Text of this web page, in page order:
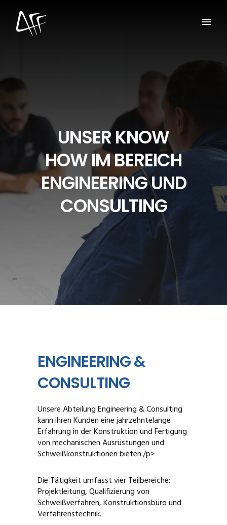
UNSER KNOW
HOW IM BEREICH
ENGINEERING UND
CONSULTING
ENGINEERING &
CONSULTING
Unsere Abteilung Engineering & Consulting
kann ihren Kunden eine jahrzehntelange
Erfahrung in der Konstruktion und Fertigung
von mechanischen Ausrüstungen und
Schweißkonstruktionen bieten./p>
Die Tätigkeit umfasst vier Teilbereiche:
Projektleitung, Qualifizierung von
Schweißverfahren, Konstruktionsbüro und
Verfahrenstechnik.